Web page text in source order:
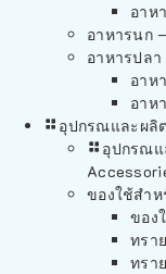
อาห
อาหารนก
อาหารปลา
อาห
อาห
อุปกรณและผลิ
อุปกรณ
ของใช้สำห
ของ
ทรา
ทรา